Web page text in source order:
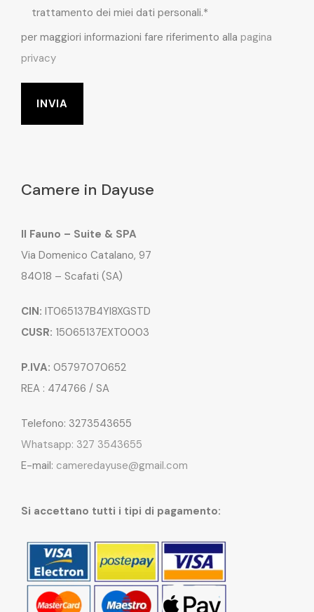
trattamento dei miei dati personali.*
per maggiori informazioni fare riferimento alla pagina
privacy
Camere in Dayuse
Il Fauno – Suite & SPA
Via Domenico Catalano, 97
84018 – Scafati (SA)
CIN: IT065137B4YI8XGSTD
CUSR: 15065137EXT0003
P.IVA: 05797070652
REA : 474766 / SA
Telefono: 3273543655
Whatsapp: 327 3543655
E-mail: cameredayuse@gmail.com
Si accettano tutti i tipi di pagamento: